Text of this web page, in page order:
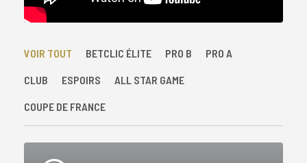
VOIR TOUT BETCLIC ÉLITE PRO B PRO A
CLUB ESPOIRS ALL STAR GAME
COUPE DE FRANCE